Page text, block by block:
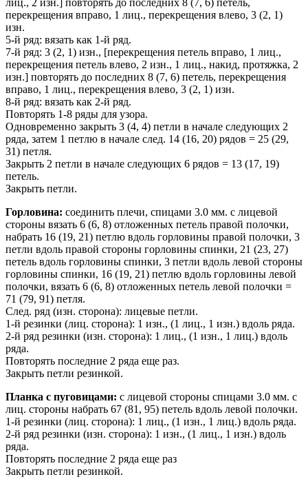
лиц., 2 изн.] повторять до последних 8 (7, 6) петель,
перекрещения вправо, 1 лиц., перекрещения влево, 3 (2, 1)
изн.
5-й ряд: вязать как 1-й ряд.
7-й ряд: 3 (2, 1) изн., [перекрещения петель вправо, 1 лиц.,
перекрещения петель влево, 2 изн., 1 лиц., накид, протяжка, 2
изн.] повторять до последних 8 (7, 6) петель, перекрещения
вправо, 1 лиц., перекрещения влево, 3 (2, 1) изн.
8-й ряд: вязать как 2-й ряд.
Повторять 1-8 ряды для узора.
Одновременно закрыть 3 (4, 4) петли в начале следующих 2
ряда, затем 1 петлю в начале след. 14 (16, 20) рядов = 25 (29,
31) петля.
Закрыть 2 петли в начале следующих 6 рядов = 13 (17, 19)
петель.
Закрыть петли.
Горловина: соединить плечи, спицами 3.0 мм. с лицевой
стороны вязать 6 (6, 8) отложенных петель правой полочки,
набрать 16 (19, 21) петлю вдоль горловины правой полочки, 3
петли вдоль правой стороны горловины спинки, 21 (23, 27)
петель вдоль горловины спинки, 3 петли вдоль левой стороны
горловины спинки, 16 (19, 21) петлю вдоль горловины левой
полочки, вязать 6 (6, 8) отложенных петель левой полочки =
71 (79, 91) петля.
След. ряд (изн. сторона): лицевые петли.
1-й резинки (лиц. сторона): 1 изн., (1 лиц., 1 изн.) вдоль ряда.
2-й ряд резинки (изн. сторона): 1 лиц., (1 изн., 1 лиц.) вдоль
ряда.
Повторять последние 2 ряда еще раз.
Закрыть петли резинкой.
Планка с пуговицами: с лицевой стороны спицами 3.0 мм. с
лиц. стороны набрать 67 (81, 95) петель вдоль левой полочки.
1-й резинки (лиц. сторона): 1 лиц., (1 изн., 1 лиц.) вдоль ряда.
2-й ряд резинки (изн. сторона): 1 изн., (1 лиц., 1 изн.) вдоль
ряда.
Повторять последние 2 ряда еще раз
Закрыть петли резинкой.